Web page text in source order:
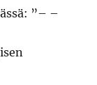
”– –